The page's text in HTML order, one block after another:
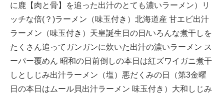
に鹿【肉と骨】を追った出汁のとても濃いラーメン）リ
ッチな倍(？)ラーメン（味玉付き）北海道産 甘エビ出汁
ラーメン（味玉付き）天皇誕生日の日/いろんな煮干しを
たくさん追ってガンガンに炊いた出汁の濃いラーメン ス
ーパー覆めん 昭和の日前倒しの本日は紅ズワイガニ煮干
しとしじみ出汁ラーメン（塩）悪だくみの日（第3金曜
日の本日はムール貝出汁ラーメン 味玉付き）大和しじみ